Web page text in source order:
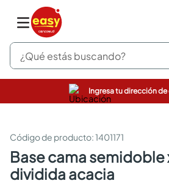
¿Qué estás buscando?
Ingresa tu dirección
:1401171
base cama semidoble x 190 cm base
dividida acacia
pinturas
sanitarios
comedor
escritorio